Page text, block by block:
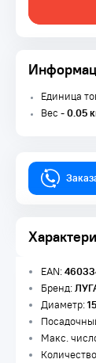
Единица
Вес -0.05
EAN:
Бренд:
Диаметр:
Макс.